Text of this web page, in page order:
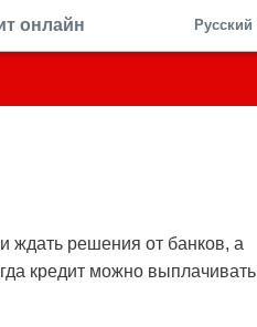
онлайн Русский
ждать решения от банков, а
кредит можно выплачивать